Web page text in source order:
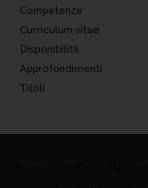
Competenze
Curriculum vitae
Disponibilità
Approfondimenti
Titoli